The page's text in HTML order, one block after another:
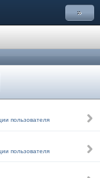
»
пользователя
пользователя